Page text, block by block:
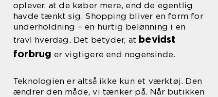
oplever, at de køber mere, end de egentlig
havde tænkt sig. Shopping bliver en form for
underholdning – en hurtig belønning i en
travl hverdag. Det betyder, at bevidst
forbrug er vigtigere end nogensinde.
Teknologien er altså ikke kun et værktøj. Den
ændrer den måde, vi tænker på. Når butikken